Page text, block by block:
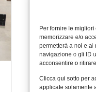
Per fornire le
memorizzare e/o
permetterà a noi e ai
navigazione o gli ID
acconsentire o
Clicca qui sotto per
applicate solamente